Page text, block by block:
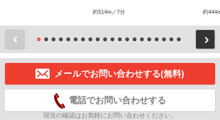
約514m／7分 約
メールでお問い合わせする(無料)
電話でお問い合わせする
現況の確認はお気軽にお問い合わせください。